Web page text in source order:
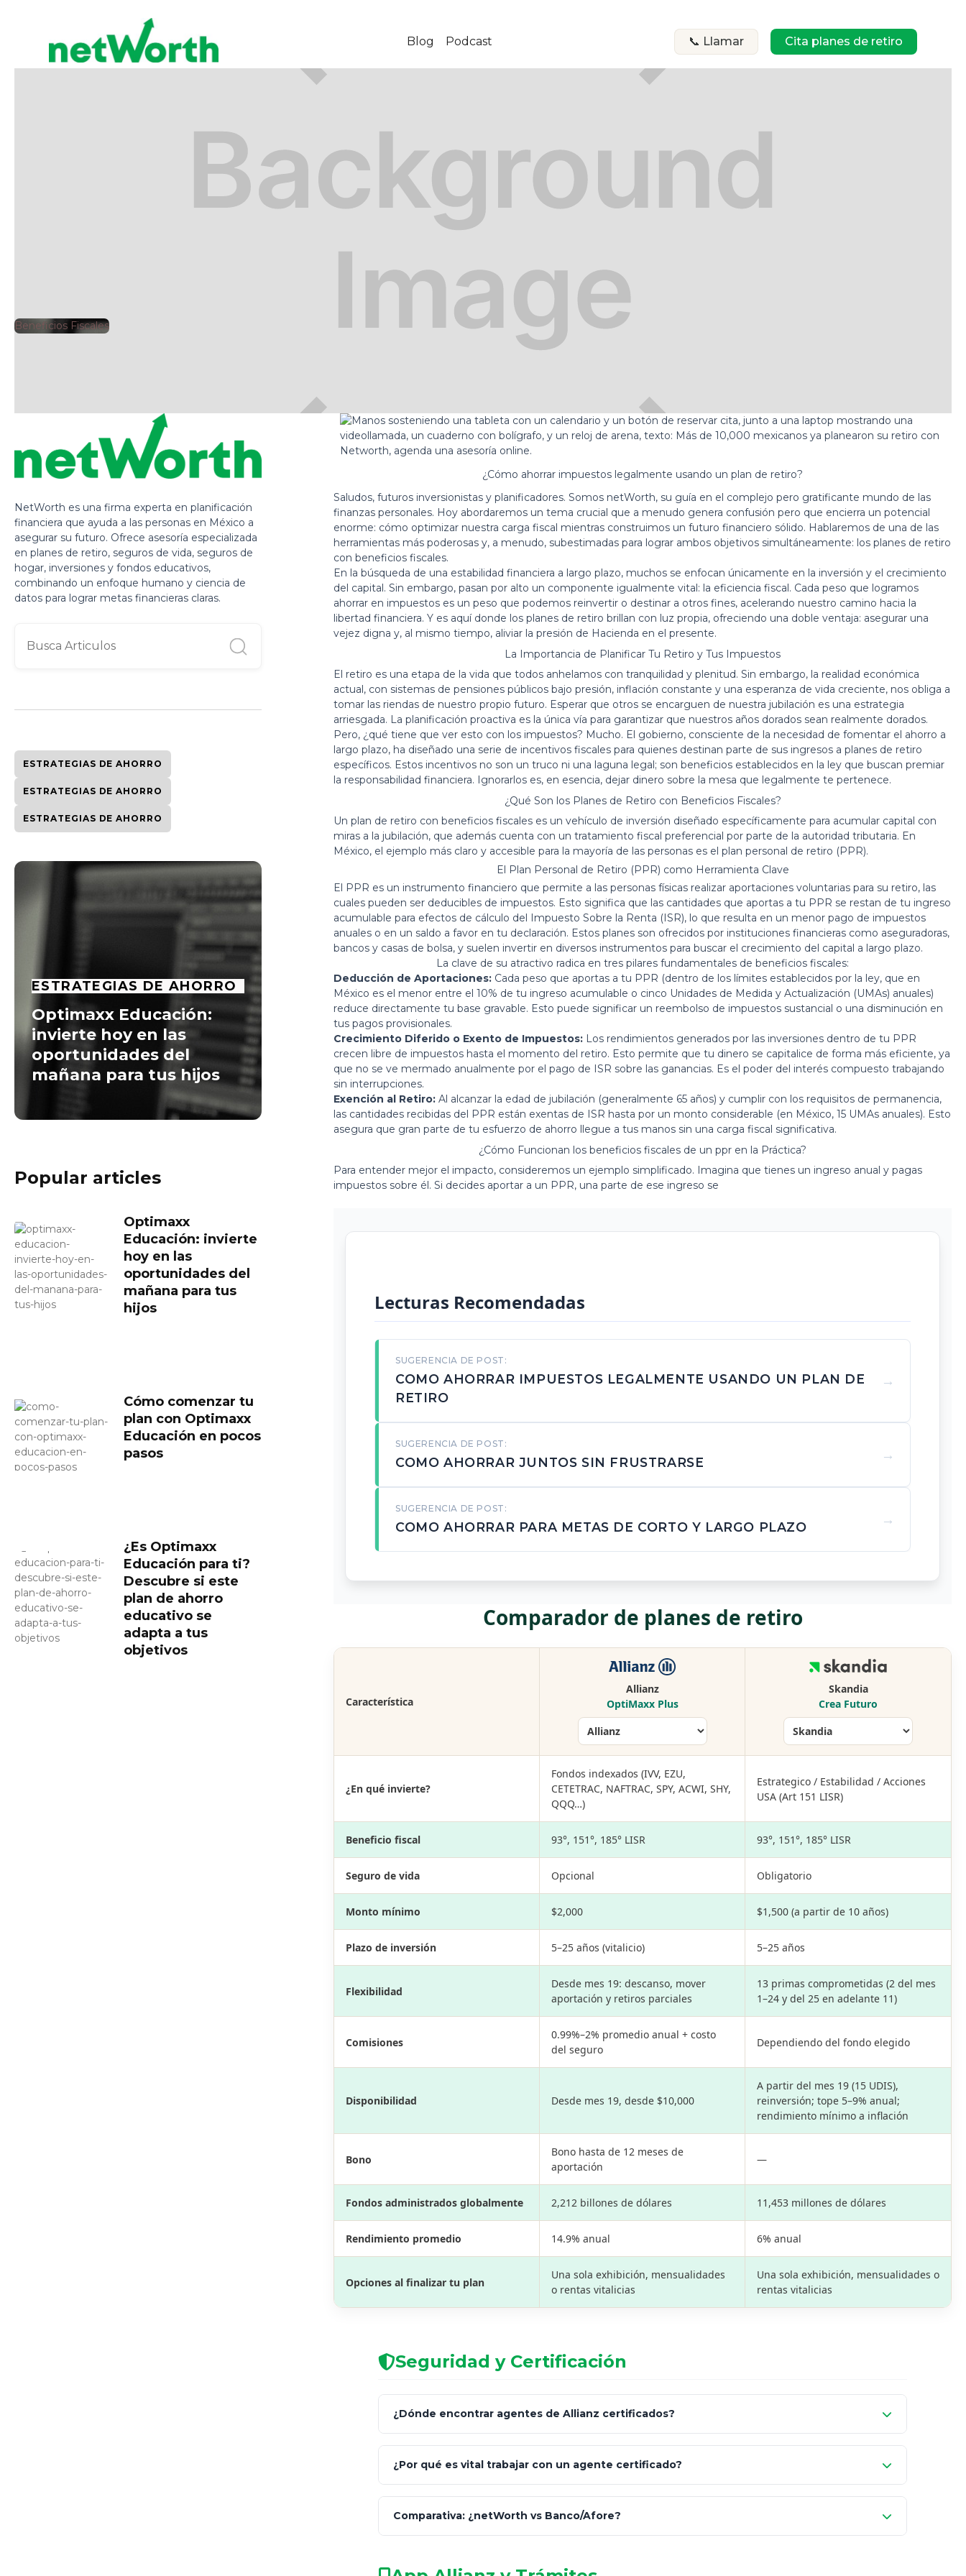
Blog Podcast 📞 Llamar Cita planes de retiro
BENEFICIOS FISCALES
2025-05-31
Beneficios Fiscales
NetWorth es una firma experta en planificación
financiera que ayuda a las personas en México a
asegurar su futuro. Ofrece asesoría especializada
en planes de retiro, seguros de vida, seguros de
hogar, inversiones y fondos educativos,
combinando un enfoque humano y ciencia de
datos para lograr metas financieras claras.
ESTRATEGIAS DE AHORRO
ESTRATEGIAS DE AHORRO
ESTRATEGIAS DE AHORRO
ESTRATEGIAS DE AHORRO
Optimaxx Educación:
invierte hoy en las
oportunidades del
mañana para tus hijos
Popular articles
Optimaxx
Educación: invierte
hoy en las
oportunidades del
mañana para tus
hijos
Cómo comenzar tu
plan con Optimaxx
Educación en pocos
pasos
¿Es Optimaxx
Educación para ti?
Descubre si este
plan de ahorro
educativo se
adapta a tus
objetivos
¿Cómo ahorrar impuestos legalmente usando un plan de retiro?
Saludos, futuros inversionistas y planificadores. Somos netWorth, su guía en el complejo pero gratificante mundo de las
finanzas personales. Hoy abordaremos un tema crucial que a menudo genera confusión pero que encierra un potencial
enorme: cómo optimizar nuestra carga fiscal mientras construimos un futuro financiero sólido. Hablaremos de una de las
herramientas más poderosas y, a menudo, subestimadas para lograr ambos objetivos simultáneamente: los planes de retiro
con beneficios fiscales.
En la búsqueda de una estabilidad financiera a largo plazo, muchos se enfocan únicamente en la inversión y el crecimiento
del capital. Sin embargo, pasan por alto un componente igualmente vital: la eficiencia fiscal. Cada peso que logramos
ahorrar en impuestos es un peso que podemos reinvertir o destinar a otros fines, acelerando nuestro camino hacia la
libertad financiera. Y es aquí donde los planes de retiro brillan con luz propia, ofreciendo una doble ventaja: asegurar una
vejez digna y, al mismo tiempo, aliviar la presión de Hacienda en el presente.
La Importancia de Planificar Tu Retiro y Tus Impuestos
El retiro es una etapa de la vida que todos anhelamos con tranquilidad y plenitud. Sin embargo, la realidad económica
actual, con sistemas de pensiones públicos bajo presión, inflación constante y una esperanza de vida creciente, nos obliga a
tomar las riendas de nuestro propio futuro. Esperar que otros se encarguen de nuestra jubilación es una estrategia
arriesgada. La planificación proactiva es la única vía para garantizar que nuestros años dorados sean realmente dorados.
Pero, ¿qué tiene que ver esto con los impuestos? Mucho. El gobierno, consciente de la necesidad de fomentar el ahorro a
largo plazo, ha diseñado una serie de incentivos fiscales para quienes destinan parte de sus ingresos a planes de retiro
específicos. Estos incentivos no son un truco ni una laguna legal; son beneficios establecidos en la ley que buscan premiar
la responsabilidad financiera. Ignorarlos es, en esencia, dejar dinero sobre la mesa que legalmente te pertenece.
¿Qué Son los Planes de Retiro con Beneficios Fiscales?
Un plan de retiro con beneficios fiscales es un vehículo de inversión diseñado específicamente para acumular capital con
miras a la jubilación, que además cuenta con un tratamiento fiscal preferencial por parte de la autoridad tributaria. En
México, el ejemplo más claro y accesible para la mayoría de las personas es el plan personal de retiro (PPR).
El Plan Personal de Retiro (PPR) como Herramienta Clave
El PPR es un instrumento financiero que permite a las personas físicas realizar aportaciones voluntarias para su retiro, las
cuales pueden ser deducibles de impuestos. Esto significa que las cantidades que aportas a tu PPR se restan de tu ingreso
acumulable para efectos de cálculo del Impuesto Sobre la Renta (ISR), lo que resulta en un menor pago de impuestos
anuales o en un saldo a favor en tu declaración. Estos planes son ofrecidos por instituciones financieras como aseguradoras,
bancos y casas de bolsa, y suelen invertir en diversos instrumentos para buscar el crecimiento del capital a largo plazo.
La clave de su atractivo radica en tres pilares fundamentales de beneficios fiscales:
Deducción de Aportaciones: Cada peso que aportas a tu PPR (dentro de los límites establecidos por la ley, que en
México es el menor entre el 10% de tu ingreso acumulable o cinco Unidades de Medida y Actualización (UMAs) anuales)
reduce directamente tu base gravable. Esto puede significar un reembolso de impuestos sustancial o una disminución en
tus pagos provisionales.
Crecimiento Diferido o Exento de Impuestos: Los rendimientos generados por las inversiones dentro de tu PPR
crecen libre de impuestos hasta el momento del retiro. Esto permite que tu dinero se capitalice de forma más eficiente, ya
que no se ve mermado anualmente por el pago de ISR sobre las ganancias. Es el poder del interés compuesto trabajando
sin interrupciones.
Exención al Retiro: Al alcanzar la edad de jubilación (generalmente 65 años) y cumplir con los requisitos de permanencia,
las cantidades recibidas del PPR están exentas de ISR hasta por un monto considerable (en México, 15 UMAs anuales). Esto
asegura que gran parte de tu esfuerzo de ahorro llegue a tus manos sin una carga fiscal significativa.
¿Cómo Funcionan los beneficios fiscales de un ppr en la Práctica?
Para entender mejor el impacto, consideremos un ejemplo simplificado. Imagina que tienes un ingreso anual y pagas
impuestos sobre él. Si decides aportar a un PPR, una parte de ese ingreso se
Lecturas Recomendadas
SUGERENCIA DE POST:
COMO AHORRAR IMPUESTOS LEGALMENTE USANDO UN PLAN DE
RETIRO
SUGERENCIA DE POST:
COMO AHORRAR JUNTOS SIN FRUSTRARSE
SUGERENCIA DE POST:
COMO AHORRAR PARA METAS DE CORTO Y LARGO PLAZO
Comparador de planes de retiro
Característica
Allianz
OptiMaxx Plus
Skandia
Crea Futuro
¿En qué invierte?
Fondos indexados (IVV, EZU,
CETETRAC, NAFTRAC, SPY, ACWI, SHY,
QQQ…)
Estrategico / Estabilidad / Acciones
USA (Art 151 LISR)
Beneficio fiscal 93°, 151°, 185° LISR 93°, 151°, 185° LISR
Seguro de vida Opcional Obligatorio
Monto mínimo $2,000 $1,500 (a partir de 10 años)
Plazo de inversión 5–25 años (vitalicio) 5–25 años
Flexibilidad
Desde mes 19: descanso, mover
aportación y retiros parciales
13 primas comprometidas (2 del mes
1–24 y del 25 en adelante 11)
Comisiones
0.99%–2% promedio anual + costo
del seguro
Dependiendo del fondo elegido
Disponibilidad Desde mes 19, desde $10,000
A partir del mes 19 (15 UDIS),
reinversión; tope 5–9% anual;
rendimiento mínimo a inflación
Bono
Bono hasta de 12 meses de
aportación
—
Fondos administrados globalmente 2,212 billones de dólares 11,453 millones de dólares
Rendimiento promedio 14.9% anual 6% anual
Opciones al finalizar tu plan
Una sola exhibición, mensualidades
o rentas vitalicias
Una sola exhibición, mensualidades o
rentas vitalicias
Seguridad y Certificación
¿Dónde encontrar agentes de Allianz certificados?
netWorth
No arriesgues tu patrimonio con asesores
informales en redes sociales.
¿Por qué es vital trabajar con un agente certificado?
facultado
Comparativa: ¿netWorth vs Banco/Afore?